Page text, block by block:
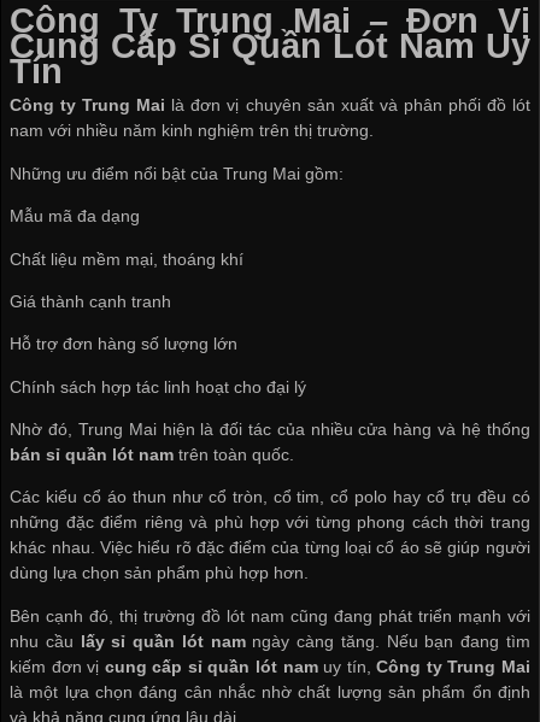
Công Ty Trung Mai – Đơn Vị
Cung Cấp Sỉ Quần Lót Nam Uy
Tín
Công ty Trung Mai là đơn vị chuyên sản xuất và phân phối đồ lót
nam với nhiều năm kinh nghiệm trên thị trường.
Những ưu điểm nổi bật của Trung Mai gồm:
Mẫu mã đa dạng
Chất liệu mềm mại, thoáng khí
Giá thành cạnh tranh
Hỗ trợ đơn hàng số lượng lớn
Chính sách hợp tác linh hoạt cho đại lý
Nhờ đó, Trung Mai hiện là đối tác của nhiều cửa hàng và hệ thống
bán sỉ quần lót nam trên toàn quốc.
Các kiểu cổ áo thun như cổ tròn, cổ tim, cổ polo hay cổ trụ đều có
những đặc điểm riêng và phù hợp với từng phong cách thời trang
khác nhau. Việc hiểu rõ đặc điểm của từng loại cổ áo sẽ giúp người
dùng lựa chọn sản phẩm phù hợp hơn.
Bên cạnh đó, thị trường đồ lót nam cũng đang phát triển mạnh với
nhu cầu lấy sỉ quần lót namngày càng tăng. Nếu bạn đang tìm
kiếm đơn vị cung cấp sỉ quần lót namuy tín,Công ty Trung Mai
là một lựa chọn đáng cân nhắc nhờ chất lượng sản phẩm ổn định
và khả năng cung ứng lâu dài.